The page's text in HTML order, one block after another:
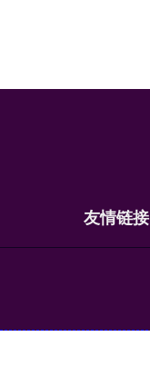
友情链接